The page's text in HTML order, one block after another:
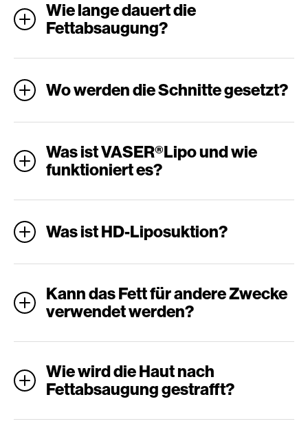
Wie lange dauert die
Fettabsaugung?
Wo werden die Schnitte gesetzt?
Was ist VASER®Lipo und wie
funktioniert es?
Was ist HD-Liposuktion?
Kann das Fett für andere Zwecke
verwendet werden?
Wie wird die Haut nach
Fettabsaugung gestrafft?